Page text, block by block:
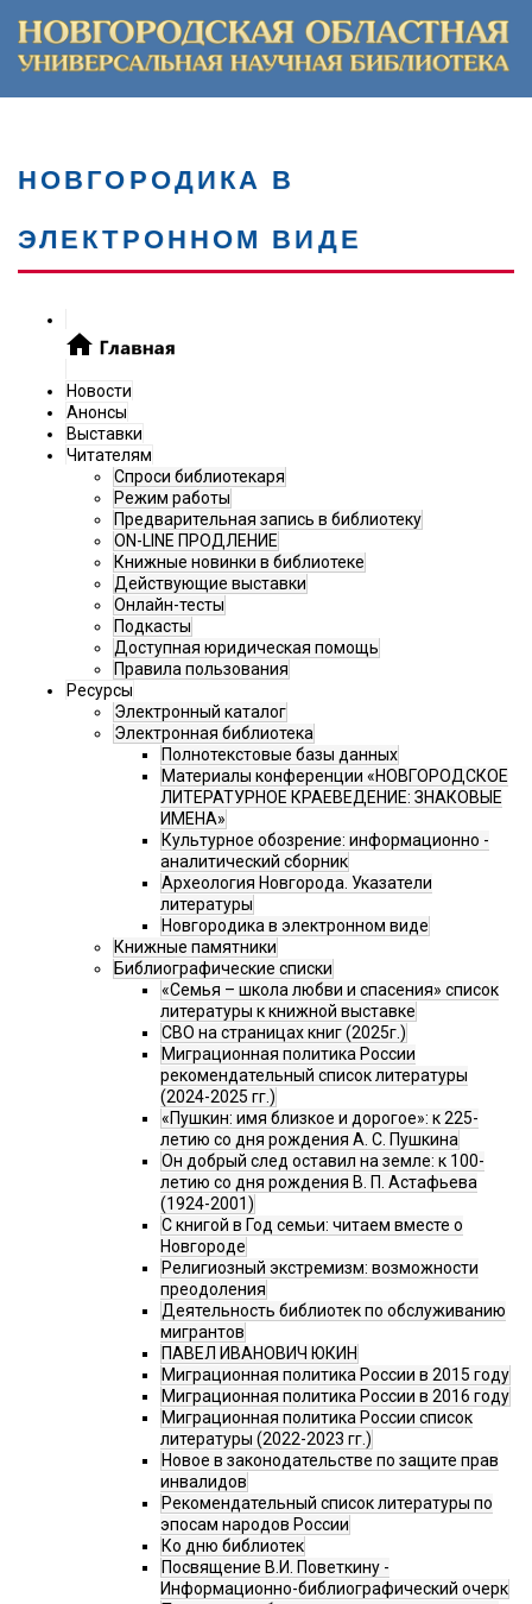
НОВГОРОДИКА В
ЭЛЕКТРОННОМ ВИДЕ
Новости
Анонсы
Выставки
Читателям
Спроси библиотекаря
Режим работы
Предварительная запись в библиотеку
ON-LINE ПРОДЛЕНИЕ
Книжные новинки в библиотеке
Действующие выставки
Онлайн-тесты
Подкасты
Доступная юридическая помощь
Правила пользования
Ресурсы
Электронный каталог
Электронная библиотека
Полнотекстовые базы данных
Материалы конференции «НОВГОРОДСКОЕ
ЛИТЕРАТУРНОЕ КРАЕВЕДЕНИЕ: ЗНАКОВЫЕ
ИМЕНА»
Культурное обозрение: информационно -
аналитический сборник
Археология Новгорода. Указатели
литературы
Новгородика в электронном виде
Книжные памятники
Библиографические списки
«Семья – школа любви и спасения» список
литературы к книжной выставке
СВО на страницах книг (2025г.)
Миграционная политика России
рекомендательный список литературы
(2024-2025 гг.)
«Пушкин: имя близкое и дорогое»: к 225-
летию со дня рождения А. С. Пушкина
Он добрый след оставил на земле: к 100-
летию со дня рождения В. П. Астафьева
(1924-2001)
С книгой в Год семьи: читаем вместе о
Новгороде
Религиозный экстремизм: возможности
преодоления
Деятельность библиотек по обслуживанию
мигрантов
ПАВЕЛ ИВАНОВИЧ ЮКИН
Миграционная политика России в 2015 году
Миграционная политика России в 2016 году
Миграционная политика России список
литературы (2022-2023 гг.)
Новое в законодательстве по защите прав
инвалидов
Рекомендательный список литературы по
эпосам народов России
Ко дню библиотек
Посвящение В.И. Поветкину -
Информационно-библиографический очерк